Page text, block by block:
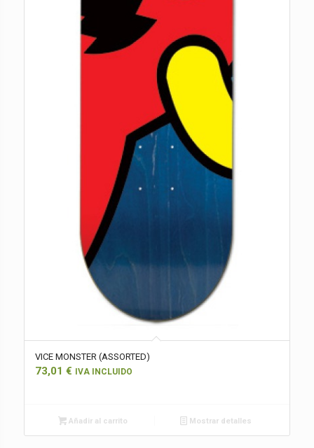
VICE MONSTER (ASSORTED)
73,01 € IVA INCLUIDO
Añadir al carrito Mostrar detalles